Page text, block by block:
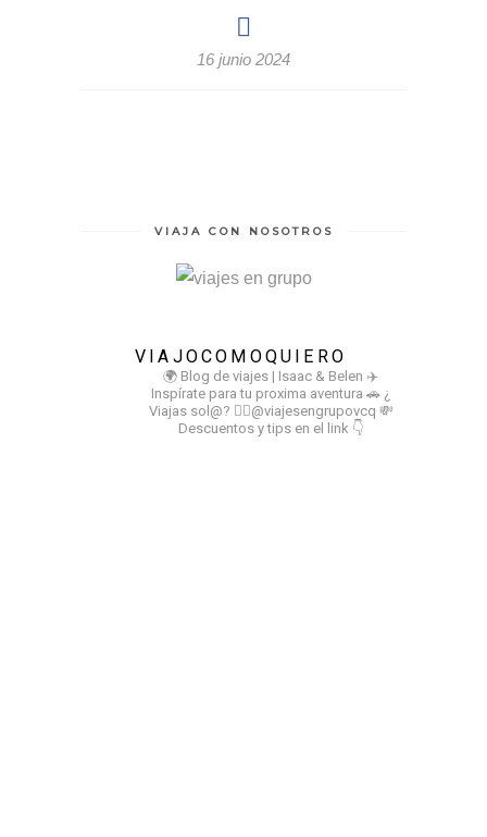
16 junio 2024
VIAJA CON NOSOTROS
VIAJOCOMOQUIERO
🌍 Blog de viajes | Isaac & Belen ✈️
Inspírate para tu proxima aventura 🚗 ¿
Viajas sol@? 👉🏻@viajesengrupovcq 💸
Descuentos y tips en el link 👇